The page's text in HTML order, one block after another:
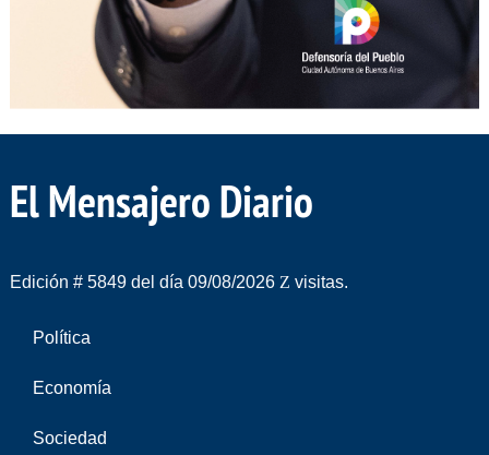
El Mensajero Diario
Edición # 5849 del día 09/08/2026 visitas.
Política
Economía
Sociedad